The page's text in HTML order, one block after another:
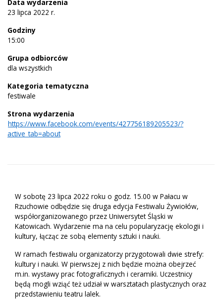
Data wydarzenia
23 lipca 2022 r.
Godziny
15:00
Grupa odbiorców
dla wszystkich
Kategoria tematyczna
festiwale
Strona wydarzenia
https://www.facebook.com/events/427756189205523/?
active_tab=about
W sobotę 23 lipca 2022 roku o godz. 15.00 w Pałacu w
Rzuchowie odbędzie się druga edycja Festiwalu Żywiołów,
współorganizowanego przez Uniwersytet Śląski w
Katowicach. Wydarzenie ma na celu popularyzację ekologii i
kultury, łącząc ze sobą elementy sztuki i nauki.
W ramach festiwalu organizatorzy przygotowali dwie strefy:
kultury i nauki. W pierwszej z nich będzie można obejrzeć
m.in. wystawy prac fotograficznych i ceramiki. Uczestnicy
będą mogli wziąć też udział w warsztatach plastycznych oraz
przedstawieniu teatru lalek.